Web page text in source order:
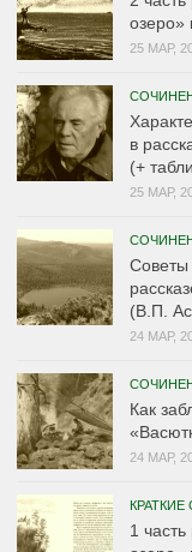
озеро»
25 МАР,
в
(+
25 МАР,
(В.П.
24 МАР,
Как
24 МАР,
1